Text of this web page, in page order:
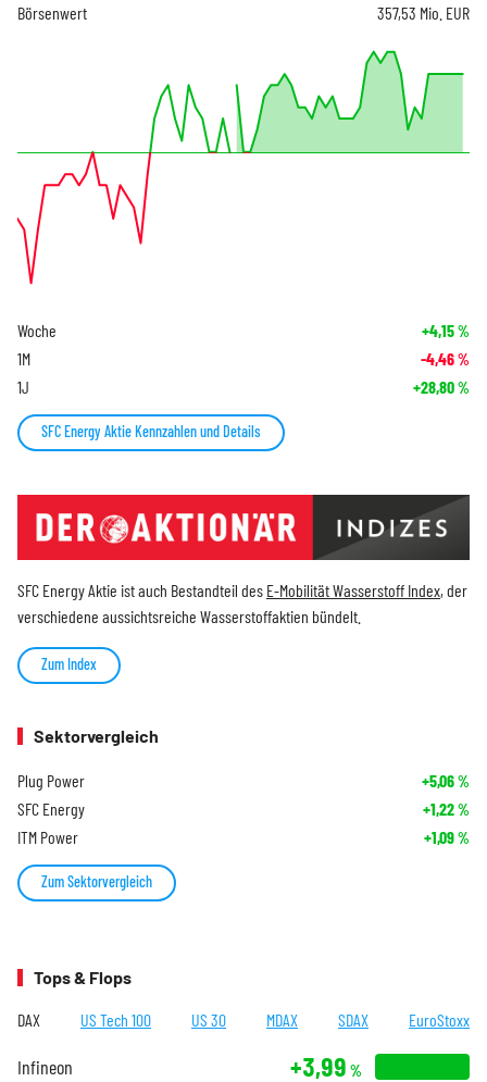
Börsenwert
357,53 Mio. EUR
Woche +4,15%
1M -4,46%
1J +28,80%
SFC Energy Aktie Kennzahlen und Details
SFC Energy Aktie ist auch Bestandteil des E-Mobilität Wasserstoff Index, der
verschiedene aussichtsreiche Wasserstoffaktien bündelt.
Zum Index
Sektorvergleich
Plug Power +5,06%
SFC Energy +1,22%
ITM Power +1,09%
Zum Sektorvergleich
Tops & Flops
DAX US Tech 100 US 30 MDAX SDAX EuroStoxx
Infineon +3,99 %